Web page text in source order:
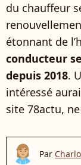
du chauffeur
étonnant de
conducteur
depuis 2018.
intéressé
site 78actu,
Par